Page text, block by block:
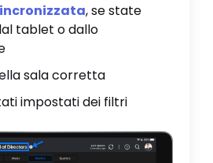
, se state
tablet o dallo
sala corretta
impostati dei filtri